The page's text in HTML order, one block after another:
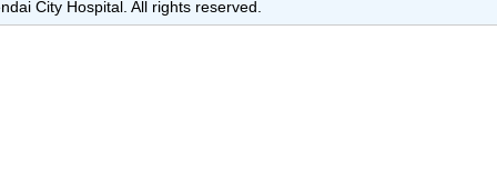
City Hospital. All rights reserved.